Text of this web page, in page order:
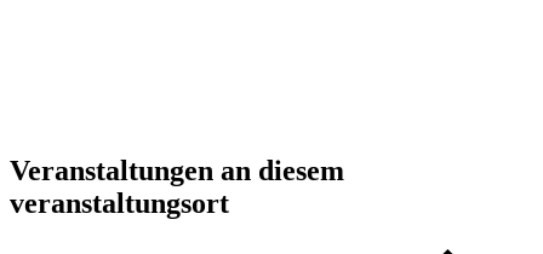
Veranstaltungen an diesem
veranstaltungsort